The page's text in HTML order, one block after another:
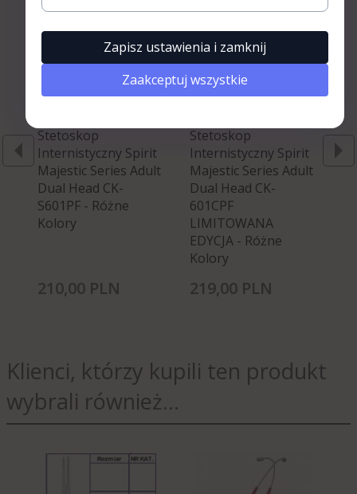
« Wchodzę
Stetoskop
Internistyczny Spirit
Majestic Series Adult
Dual Head CK-
S601PF - Różne
Kolory
210,00 PLN
Stetoskop
Internistyczny Spirit
Majestic Series Adult
Dual Head CK-
601CPF
LIMITOWANA
EDYCJA - Różne
Kolory
219,00 PLN
Klienci, którzy kupili ten produkt
wybrali również...
Zapisz ustawienia i zamknij
Zaakceptuj wszystkie